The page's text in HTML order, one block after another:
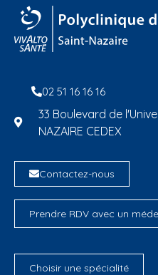
02 51 16 16 16
33 Boulevard de
NAZAIRE CEDEX
Contactez-nous
Prendre RDV avec un
Choisir une spécialité